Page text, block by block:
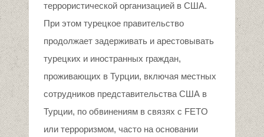
террористической организацией в США.
При этом турецкое правительство
продолжает задерживать и арестовывать
турецких и иностранных граждан,
проживающих в Турции, включая местных
сотрудников представительства США в
Турции, по обвинениям в связях с FETO
или терроризмом, часто на основании